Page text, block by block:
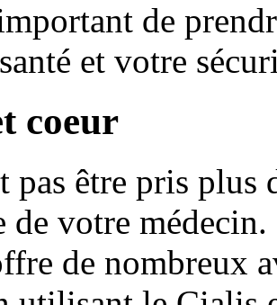
de
et votre
coeur
pas être pris plus
de votre
de nombreux